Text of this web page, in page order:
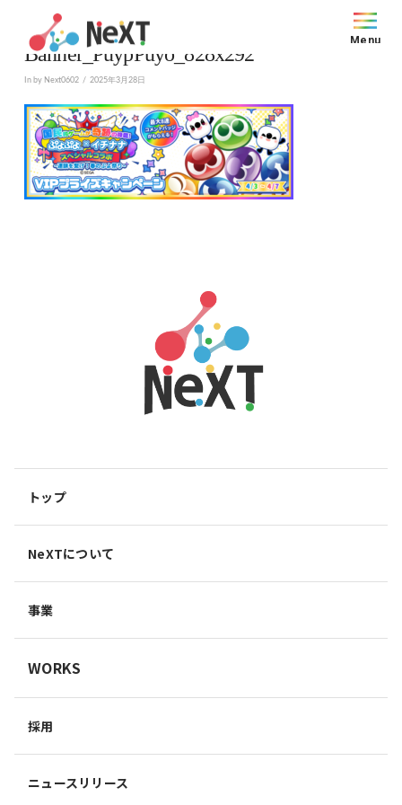
Menu
Banner_PuypPuyo_828x292
In by Next0602 2025年3月28日
トップ
NeXTについて
事業
WORKS
採用
ニュースリリース